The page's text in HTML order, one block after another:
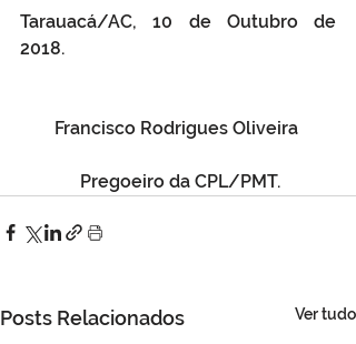
Tarauacá/AC, 10 de Outubro de
2018.
Francisco Rodrigues Oliveira
Pregoeiro da CPL/PMT.
Posts Relacionados Ver tudo